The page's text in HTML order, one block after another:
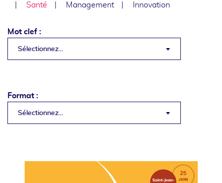
Santé
Management Innovation
Mot clef :
Sélectionnez...
Format :
Sélectionnez...